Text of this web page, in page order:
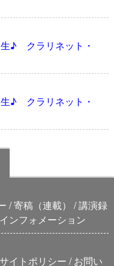
♪ クラリネット・
♪ クラリネット・
寄稿（連載）
講演録
インフォメーション
サイトポリシー お問い